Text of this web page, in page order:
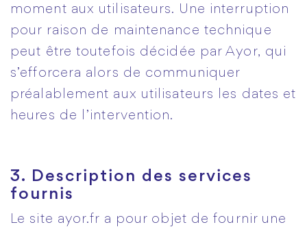
moment aux utilisateurs. Une interruption
pour raison de maintenance technique
peut être toutefois décidée par Ayor, qui
s’efforcera alors de communiquer
préalablement aux utilisateurs les dates et
heures de l’intervention.
3. Description des services
fournis
Le site ayor.fr a pour objet de fournir une